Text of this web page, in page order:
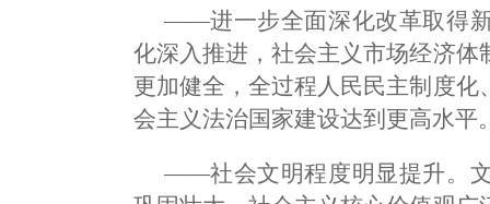
——进一步全面深化改革取得
化深入推进，社会主义市场经济
更加健全，全过程人民民主制度
会主义法治国家建设达到更高水平
——社会文明程度明显提升。